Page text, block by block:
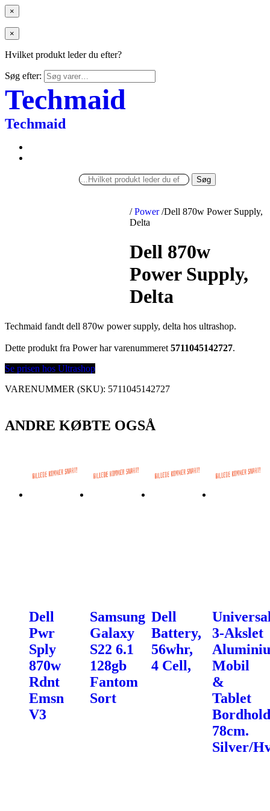
×
×
Hvilket produkt leder du efter?
Søg efter:
Techmaid
Techmaid
Søg
/ Power /Dell 870w Power Supply,
Delta
Dell 870w
Power Supply,
Delta
Techmaid fandt dell 870w power supply, delta hos ultrashop.
Dette produkt fra Power har varenummeret 5711045142727.
Se prisen hos Ultrashop
VARENUMMER (SKU): 5711045142727
ANDRE KØBTE OGSÅ
Dell
Pwr
Sply
870w
Rdnt
Emsn
V3
Samsung
Galaxy
S22 6.1
128gb
Fantom
Sort
Dell
Battery,
56whr,
4 Cell,
3-Akslet
Mobil
&
Tablet
78cm.
Silver/